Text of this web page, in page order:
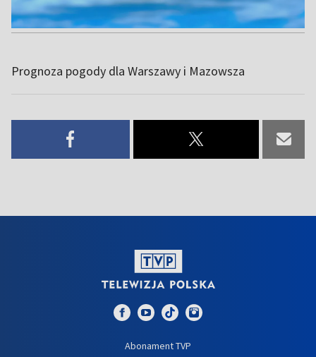
Prognoza pogody dla Warszawy i Mazowsza
Abonament TVP